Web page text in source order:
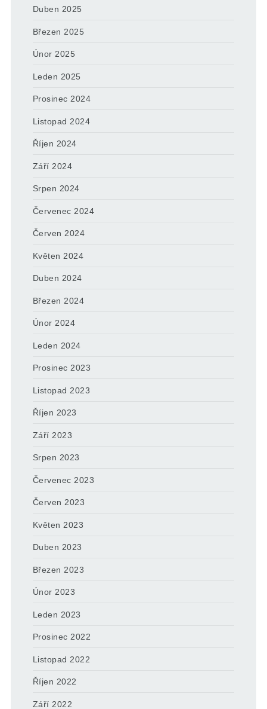
Duben 2025
Březen 2025
Únor 2025
Leden 2025
Prosinec 2024
Listopad 2024
Říjen 2024
Září 2024
Srpen 2024
Červenec 2024
Červen 2024
Květen 2024
Duben 2024
Březen 2024
Únor 2024
Leden 2024
Prosinec 2023
Listopad 2023
Říjen 2023
Září 2023
Srpen 2023
Červenec 2023
Červen 2023
Květen 2023
Duben 2023
Březen 2023
Únor 2023
Leden 2023
Prosinec 2022
Listopad 2022
Říjen 2022
Září 2022